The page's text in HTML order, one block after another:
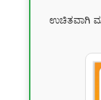
ಉಚಿತವಾಗಿ